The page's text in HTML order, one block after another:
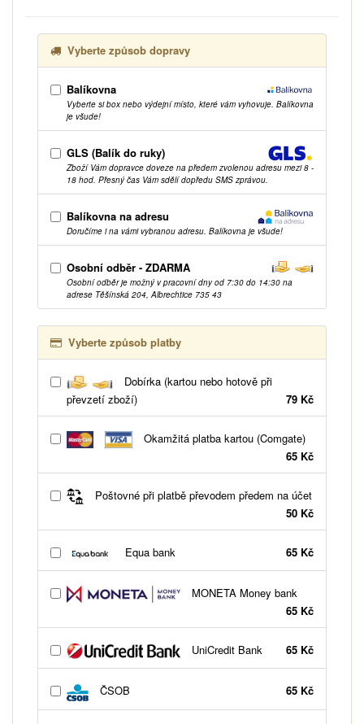
Vyberte způsob dopravy
Balíkovna
Vyberte si box nebo výdejní místo, které vám vyhovuje. Balíkovna
je všude!
GLS (Balík do ruky)
Zboží Vám dopravce doveze na předem zvolenou adresu mezi 8 -
18 hod. Přesný čas Vám sdělí dopředu SMS zprávou.
Balíkovna na adresu
Doručíme i na vámi vybranou adresu. Balíkovna je všude!
Osobní odběr - ZDARMA
Osobní odběr je možný v pracovní dny od 7:30 do 14:30 na
adrese Těšínská 204, Albrechtice 735 43
Vyberte způsob platby
Dobírka (kartou nebo hotově při
převzetí zboží)
79 Kč
Okamžitá platba kartou (Comgate)
65 Kč
Poštovné při platbě převodem předem na účet
50 Kč
Equa bank 65 Kč
MONETA Money bank
65 Kč
UniCredit Bank 65 Kč
ČSOB 65 Kč